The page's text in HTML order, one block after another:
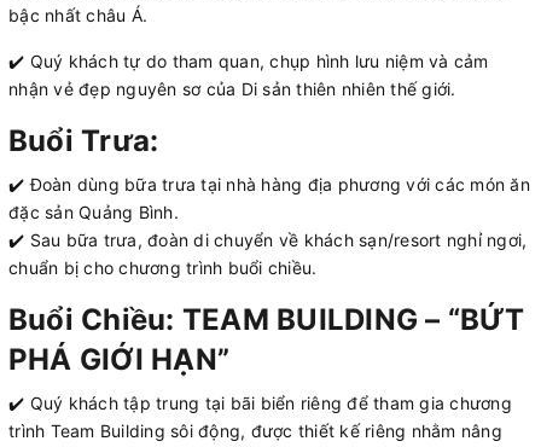
bậc nhất châu Á.
✔️ Quý khách tự do tham quan, chụp hình lưu niệm và cảm
nhận vẻ đẹp nguyên sơ của Di sản thiên nhiên thế giới.
Buổi Trưa:
✔️ Đoàn dùng bữa trưa tại nhà hàng địa phương với các món ăn
đặc sản Quảng Bình.
✔️ Sau bữa trưa, đoàn di chuyển về khách sạn/resort nghỉ ngơi,
chuẩn bị cho chương trình buổi chiều.
Buổi Chiều: TEAM BUILDING – “BỨT
PHÁ GIỚI HẠN”
✔️ Quý khách tập trung tại bãi biển riêng để tham gia chương
trình Team Building sôi động, được thiết kế riêng nhằm nâng